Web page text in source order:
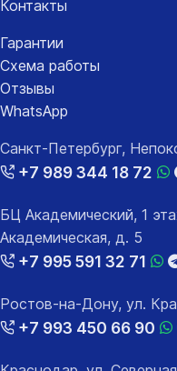
Контакты
Гарантии
Схема работы
Отзывы
WhatsApp
Санкт-Петербург,
+7 989 344 18 72
БЦ Академический, 1
Академическая, д. 5
+7 995 591 32 71
Ростов-на-Дону, ул.
+7 993 450 66 90